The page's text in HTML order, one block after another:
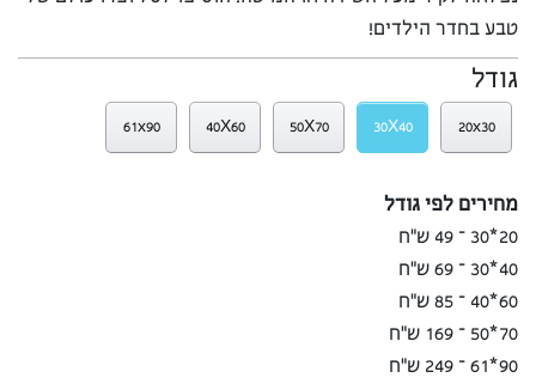
טבע בחדר הילדים!
גודל
20x30
30X40
50X70
40X60
61x90
מחירים לפי גודל
20*30 – 49 ש”ח
40*30 – 69 ש”ח
60*40 – 85 ש”ח
70*50 – 169 ש”ח
90*61 – 249 ש”ח